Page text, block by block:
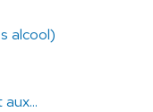
alcool)